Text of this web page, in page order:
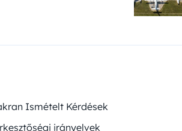
Ismételt Kérdések
irányelvek